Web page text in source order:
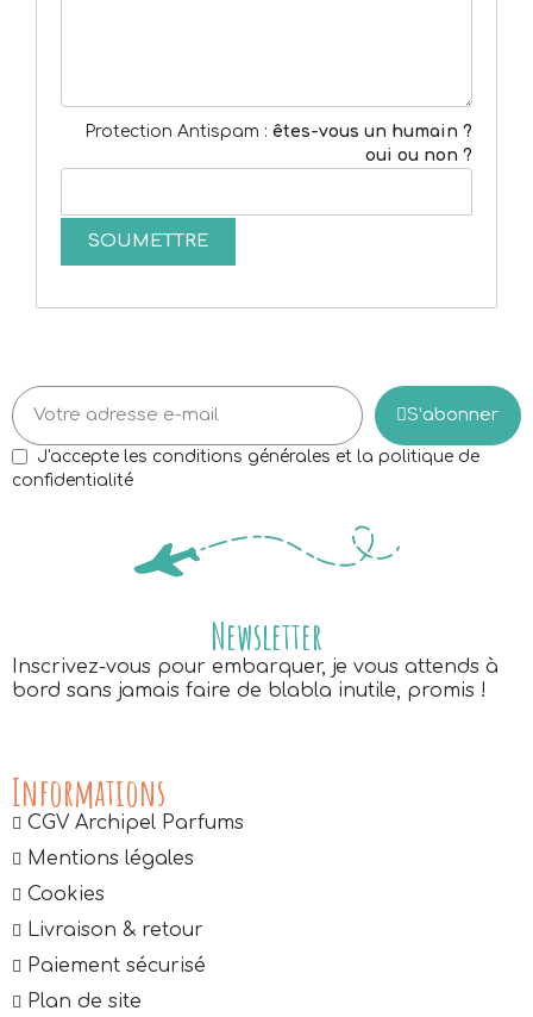
Protection Antispam : êtes-vous un humain ?
oui ou non ?
S’abonner
J'accepte les conditions générales et la politique de
confidentialité
Newsletter
Inscrivez-vous pour embarquer, je vous attends à
bord sans jamais faire de blabla inutile, promis !
Informations
CGV Archipel Parfums
Mentions légales
Cookies
Livraison & retour
Paiement sécurisé
Plan de site